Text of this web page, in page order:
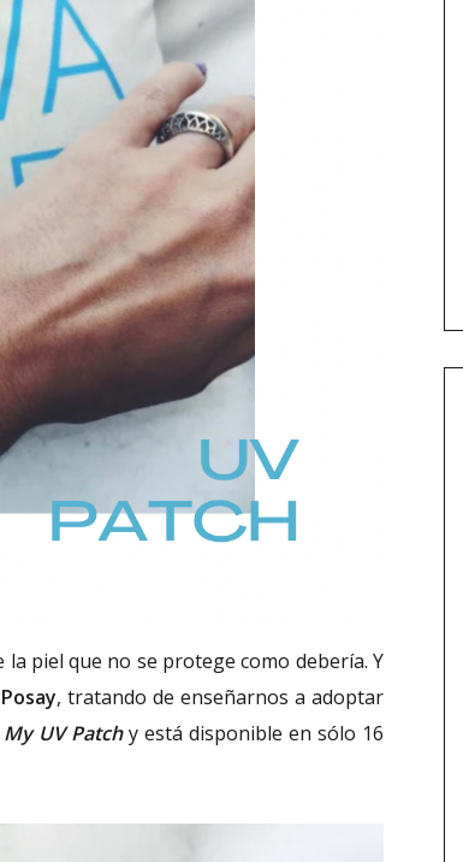
piel que no se protege como debería. Y
, tratando de enseñarnos a adoptar
My UV Patchy está disponible en sólo 16